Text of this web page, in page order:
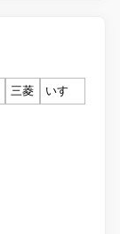
三菱
いすゞ